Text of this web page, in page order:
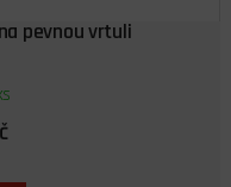
pevnou vrtuli